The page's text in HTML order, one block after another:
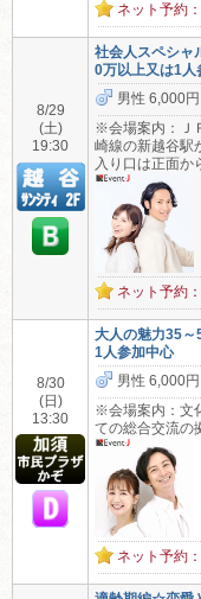
ネット予約
8/29
(土)
19:30
社会人スペシャ
0万以上又は1人
男性 6,000
※会場案内：Ｊ
崎線の新越谷駅
入り口は正面か
ネット予約
8/30
(日)
13:30
大人の魅力35
1人参加中心
男性 6,000
※会場案内：文
ての総合交流の
ネット予約